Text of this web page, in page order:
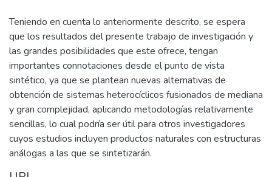
Teniendo en cuenta lo anteriormente descrito, se espera
que los resultados del presente trabajo de investigación y
las grandes posibilidades que este ofrece, tengan
importantes connotaciones desde el punto de vista
sintético, ya que se plantean nuevas alternativas de
obtención de sistemas heterocíclicos fusionados de mediana
y gran complejidad, aplicando metodologías relativamente
sencillas, lo cual podría ser útil para otros investigadores
cuyos estudios incluyen productos naturales con estructuras
análogas a las que se sintetizarán.